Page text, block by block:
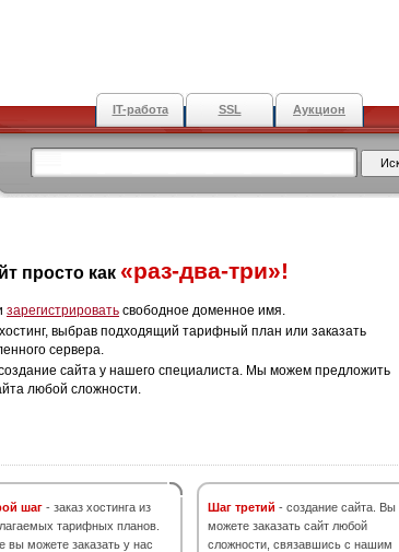
IT-работа SSL Аукцион
просто как «раз-два-три»!
зарегистрировать свободное доменное имя.
выбрав подходящий тарифный план или заказать
сервера.
сайта у нашего специалиста. Мы можем предложить
любой сложности.
шаг - заказ хостинга из
тарифных планов.
вы можете заказать у нас
Шаг третий - создание сайта. Вы
можете заказать сайт любой
сложности, связавшись с нашим